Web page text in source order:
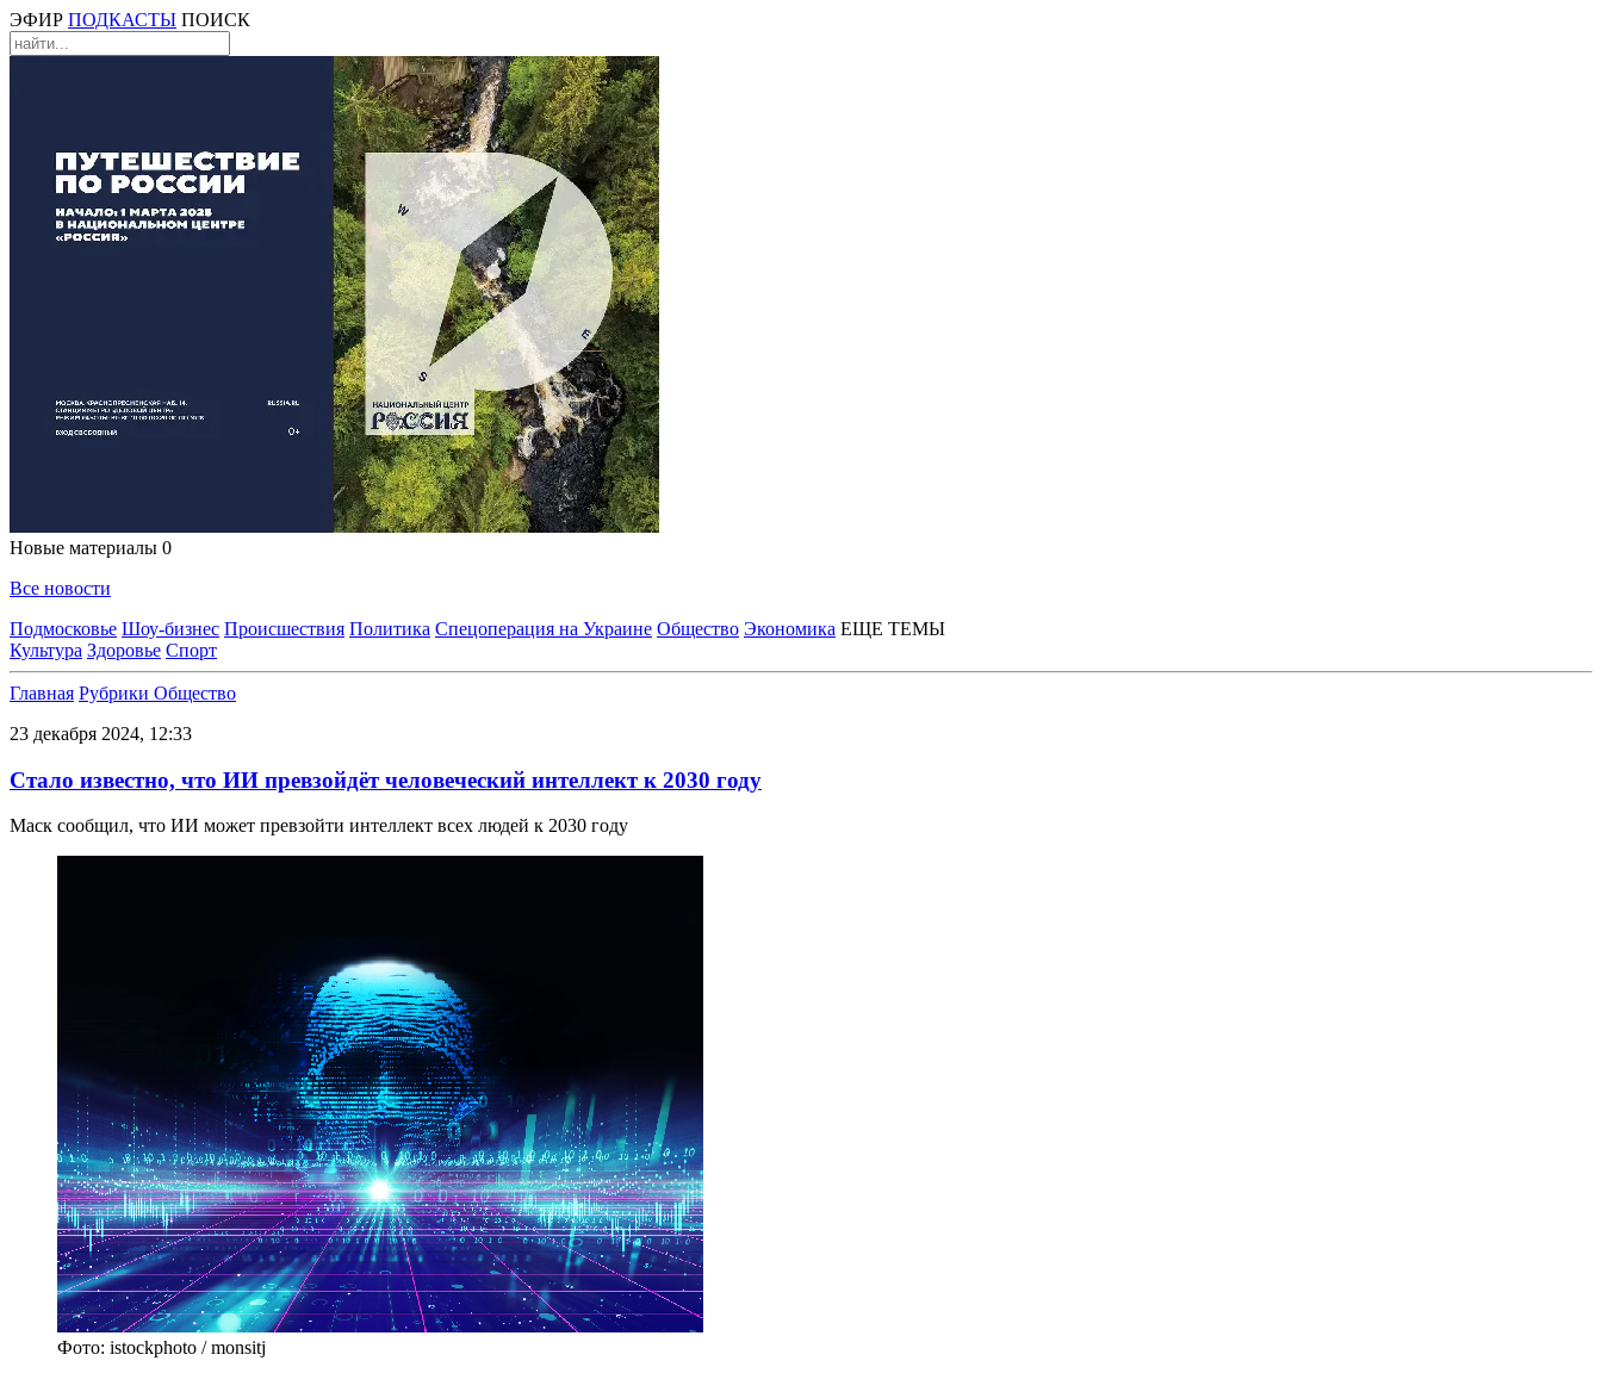
ЭФИР ПОДКАСТЫ ПОИСК
Новые материалы 0
Все новости
Подмосковье Шоу-бизнес Происшествия Политика Спецоперация на Украине Общество Экономика ЕЩЕ ТЕМЫ
Культура Здоровье Спорт
Главная Рубрики Общество
23 декабря 2024, 12:33
Стало известно, что ИИ превзойдёт человеческий интеллект к 2030 году
Маск сообщил, что ИИ может превзойти интеллект всех людей к 2030 году
Фото: istockphoto / monsitj